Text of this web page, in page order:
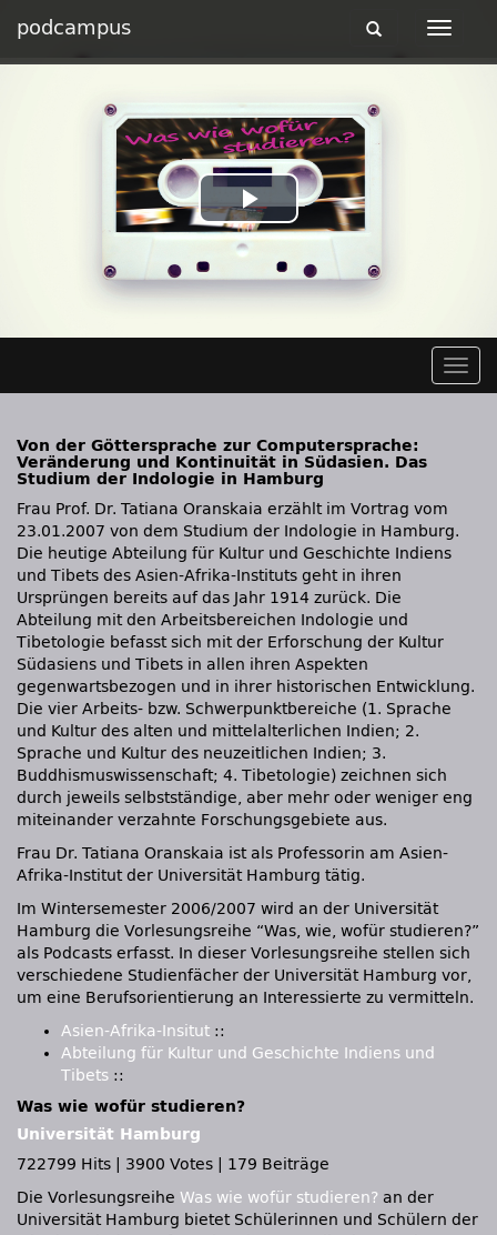
podcampus
Toggle
Toggle
Play
Video
Von der Göttersprache zur Computersprache:
Veränderung und Kontinuität in Südasien. Das
Studium der Indologie in Hamburg
Frau Prof. Dr. Tatiana Oranskaia erzählt im Vortrag vom
23.01.2007 von dem Studium der Indologie in Hamburg.
Die heutige Abteilung für Kultur und Geschichte Indiens
und Tibets des Asien-Afrika-Instituts geht in ihren
Ursprüngen bereits auf das Jahr 1914 zurück. Die
Abteilung mit den Arbeitsbereichen Indologie und
Tibetologie befasst sich mit der Erforschung der Kultur
Südasiens und Tibets in allen ihren Aspekten
gegenwartsbezogen und in ihrer historischen Entwicklung.
Die vier Arbeits- bzw. Schwerpunktbereiche (1. Sprache
und Kultur des alten und mittelalterlichen Indien; 2.
Sprache und Kultur des neuzeitlichen Indien; 3.
Buddhismuswissenschaft; 4. Tibetologie) zeichnen sich
durch jeweils selbstständige, aber mehr oder weniger eng
miteinander verzahnte Forschungsgebiete aus.
Frau Dr. Tatiana Oranskaia ist als Professorin am Asien-
Afrika-Institut der Universität Hamburg tätig.
Im Wintersemester 2006/2007 wird an der Universität
Hamburg die Vorlesungsreihe “Was, wie, wofür studieren?”
als Podcasts erfasst. In dieser Vorlesungsreihe stellen sich
verschiedene Studienfächer der Universität Hamburg vor,
um eine Berufsorientierung an Interessierte zu vermitteln.
Asien-Afrika-Insitut ::
Abteilung für Kultur und Geschichte Indiens und
Tibets ::
Was wie wofür studieren?
Universität Hamburg
722799 Hits
3900 Votes
179 Beiträge
Die Vorlesungsreihe Was wie wofür studieren? an der
Universität Hamburg bietet Schülerinnen und Schülern der